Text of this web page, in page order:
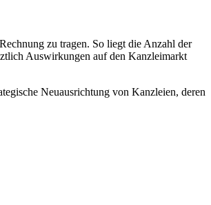
zu tragen. So liegt die Anzahl der
Auswirkungen auf den Kanzleimarkt
Neuausrichtung von Kanzleien, deren